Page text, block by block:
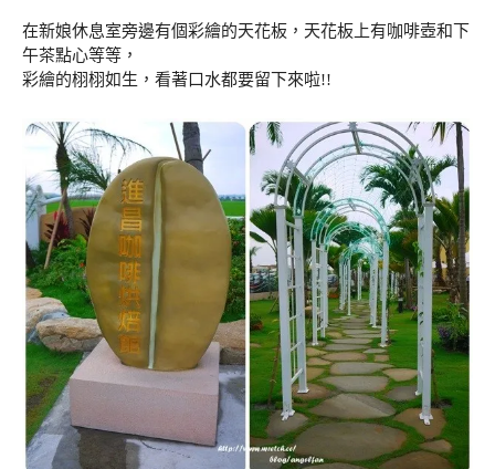
在新娘休息室旁邊有個彩繪的天花板，天花板上有咖啡壺和下
午茶點心等等，
彩繪的栩栩如生，看著口水都要留下來啦!!